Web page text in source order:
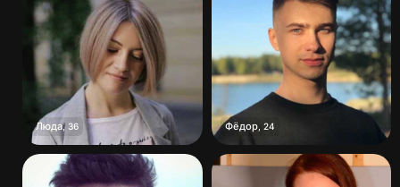
Люда, 36 Фёдор, 24